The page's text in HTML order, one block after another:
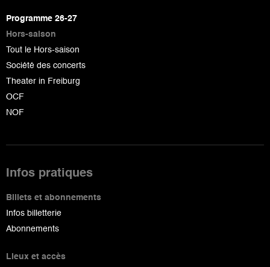
page
Programme 26-27
Hors-saison
Tout le Hors-saison
Société des concerts
Theater in Freiburg
OCF
NOF
Infos pratiques
Billets et abonnements
Infos billetterie
Abonnements
Lieux et accès